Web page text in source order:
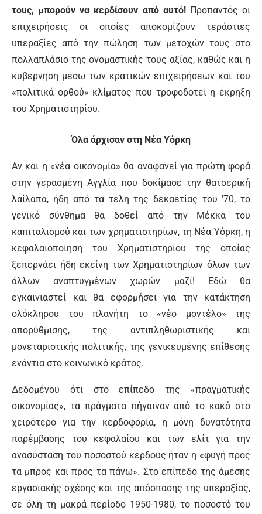
τους, μπορούν να κερδίσουν από αυτό!Προπαντός οι
επιχειρήσεις οι οποίες αποκομίζουν τεράστιες
υπεραξίες από την πώληση των μετοχών τους στο
πολλαπλάσιο της ονομαστικής τους αξίας, καθώς και η
κυβέρνηση μέσω των κρατικών επιχειρήσεων και του
«πολιτικά ορθού» κλίματος που τροφοδοτεί η έκρηξη
του Χρηματιστηρίου.
Όλα άρχισαν στη Νέα Υόρκη
Αν και η «νέα οικονομία» θα αναφανεί για πρώτη φορά
στην γερασμένη Αγγλία που δοκίμασε την θατσερική
λαίλαπα, ήδη από τα τέλη της δεκαετίας του ’70, το
γενικό σύνθημα θα δοθεί από την Μέκκα του
καπιταλισμού και των χρηματιστηρίων, τη Νέα Υόρκη, η
κεφαλαιοποίηση του Χρηματιστηρίου της οποίας
ξεπερνάει ήδη εκείνη των Χρηματιστηρίων όλων των
άλλων αναπτυγμένων χωρών μαζί! Εδώ θα
εγκαινιαστεί και θα εφορμήσει για την κατάκτηση
ολόκληρου του πλανήτη το «νέο μοντέλο» της
απορύθμισης, της αντιπληθωριστικής και
μονεταριστικής πολιτικής, της γενικευμένης επίθεσης
ενάντια στο κοινωνικό κράτος.
Δεδομένου ότι στο επίπεδο της «πραγματικής
οικονομίας», τα πράγματα πήγαιναν από το κακό στο
χειρότερο για την κερδοφορία, η μόνη δυνατότητα
παρέμβασης του κεφαλαίου και των ελίτ για την
ανασύσταση του ποσοστού κέρδους ήταν η «φυγή προς
τα μπρος και προς τα πάνω». Στο επίπεδο της άμεσης
εργασιακής σχέσης και της απόσπασης της υπεραξίας,
σε όλη τη μακρά περίοδο 1950-1980, το ποσοστό του